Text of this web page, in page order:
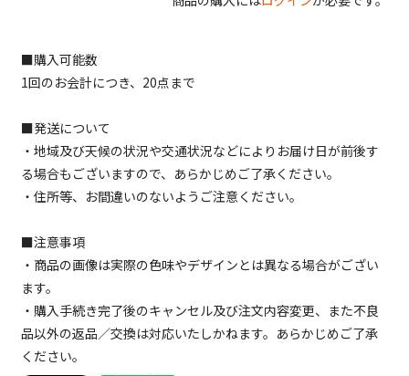
■購入可能数
1回のお会計につき、20点まで
■発送について
・地域及び天候の状況や交通状況などによりお届け日が前後す
る場合もございますので、あらかじめご了承ください。
・住所等、お間違いのないようご注意ください。
■注意事項
・商品の画像は実際の色味やデザインとは異なる場合がござい
ます。
・購入手続き完了後のキャンセル及び注文内容変更、また不良
品以外の返品／交換は対応いたしかねます。あらかじめご了承
ください。